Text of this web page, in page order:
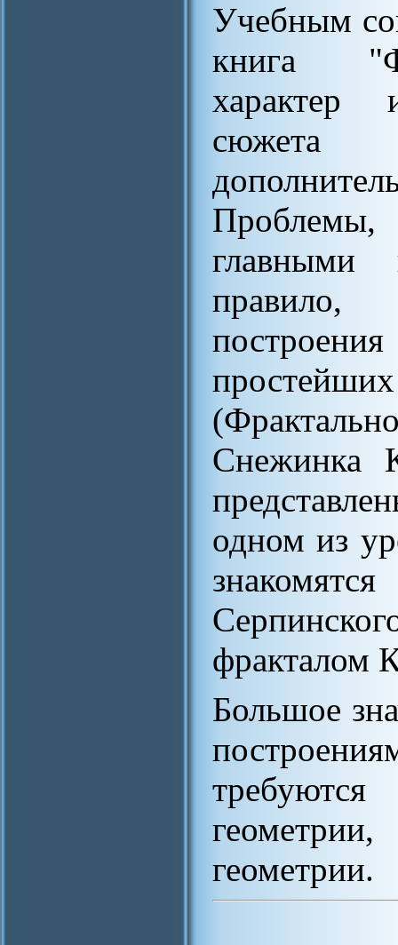
Учебным
книга
характер
сюжета
Проблемы,
Снежинка
одном из
фракталом
Большое
геометрии.